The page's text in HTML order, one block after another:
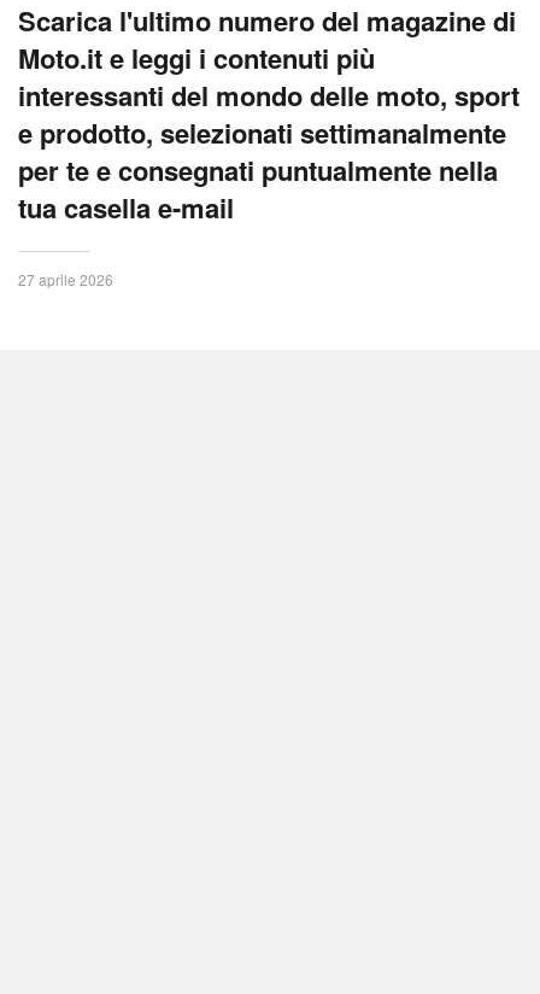
Scarica l'ultimo numero del magazine di
Moto.it e leggi i contenuti più
interessanti del mondo delle moto, sport
e prodotto, selezionati settimanalmente
per te e consegnati puntualmente nella
tua casella e-mail
27 aprile 2026